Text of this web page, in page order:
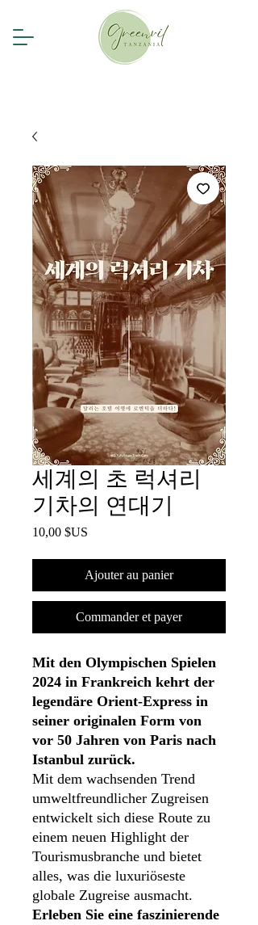
세계의 초 럭셔리
기차의 연대기
10,00 $US
Ajouter au panier
Commander et payer
Mit den Olympischen Spielen
2024 in Frankreich kehrt der
legendäre Orient-Express in
seiner originalen Form von
vor 50 Jahren von Paris nach
Istanbul zurück.
Mit dem wachsenden Trend
umweltfreundlicher Zugreisen
entwickelt sich diese Route zu
einem neuen Highlight der
Tourismusbranche und bietet
alles, was die luxuriöseste
globale Zugreise ausmacht.
Erleben Sie eine faszinierende